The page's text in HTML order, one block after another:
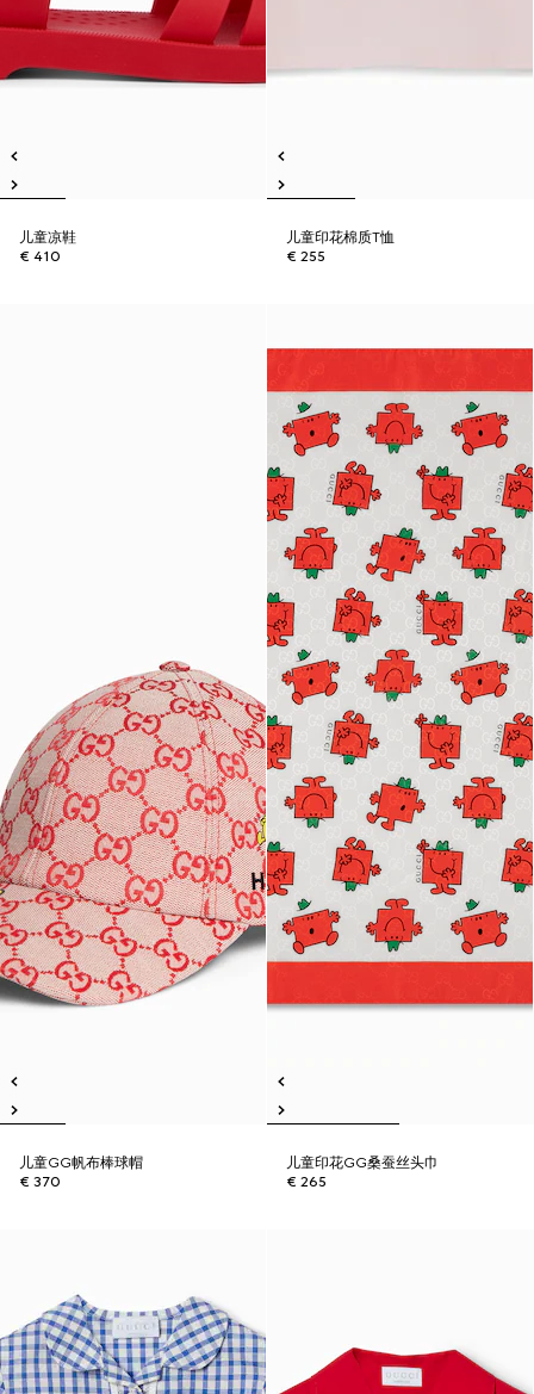
儿童凉鞋
€ 410
儿童印花棉质T恤
€ 255
儿童GG帆布棒球帽
€ 370
儿童印花GG桑蚕丝头巾
€ 265